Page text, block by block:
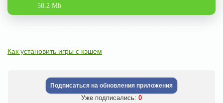
50.2 Mb
Как установить игры с кэшем
Подписаться на обновления приложения
Уже подписались: 0